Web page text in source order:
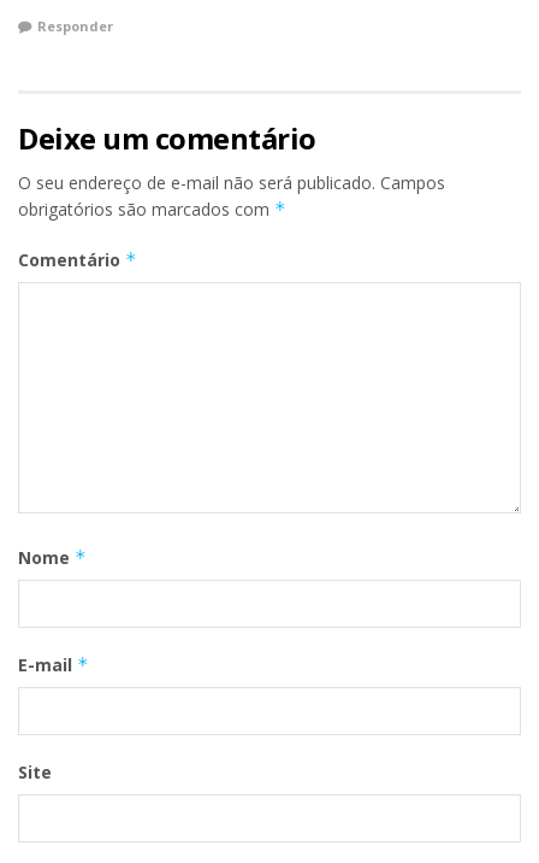
Responder
Deixe um comentário
O seu endereço de e-mail não será publicado. Campos
obrigatórios são marcados com *
Comentário *
Nome *
E-mail *
Site